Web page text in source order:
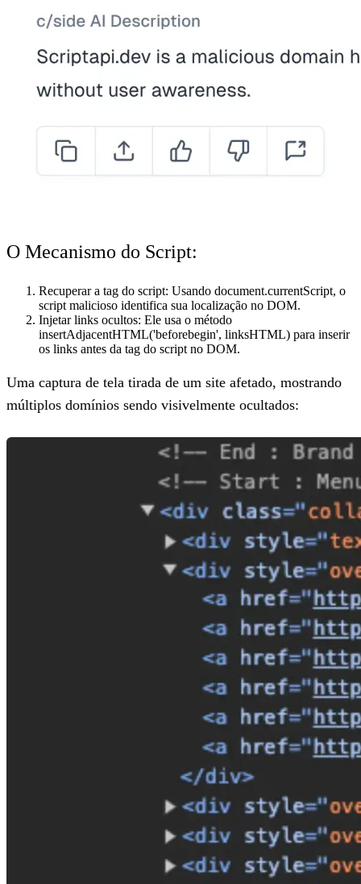
O Mecanismo do Script:
Recuperar a tag do script: Usando document.currentScript, o
script malicioso identifica sua localização no DOM.
Injetar links ocultos: Ele usa o método
insertAdjacentHTML('beforebegin', linksHTML) para inserir
os links antes da tag do script no DOM.
Uma captura de tela tirada de um site afetado, mostrando
múltiplos domínios sendo visivelmente ocultados: